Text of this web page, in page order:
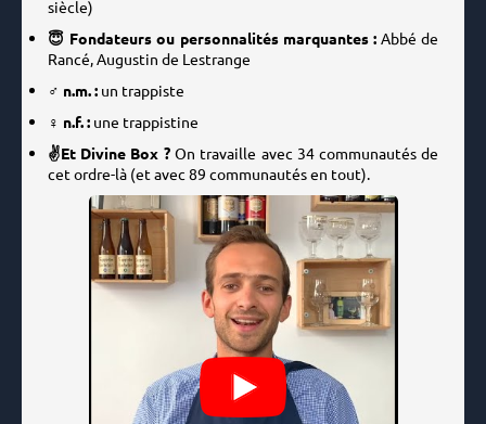
siècle)
😇 Fondateurs ou personnalités marquantes :Abbé de
Rancé, Augustin de Lestrange
♂️ n.m. :un trappiste
♀️ n.f. :une trappistine
✌️Et Divine Box ?On travaille avec 34 communautés de
cet ordre-là (et avec 89 communautés en tout).